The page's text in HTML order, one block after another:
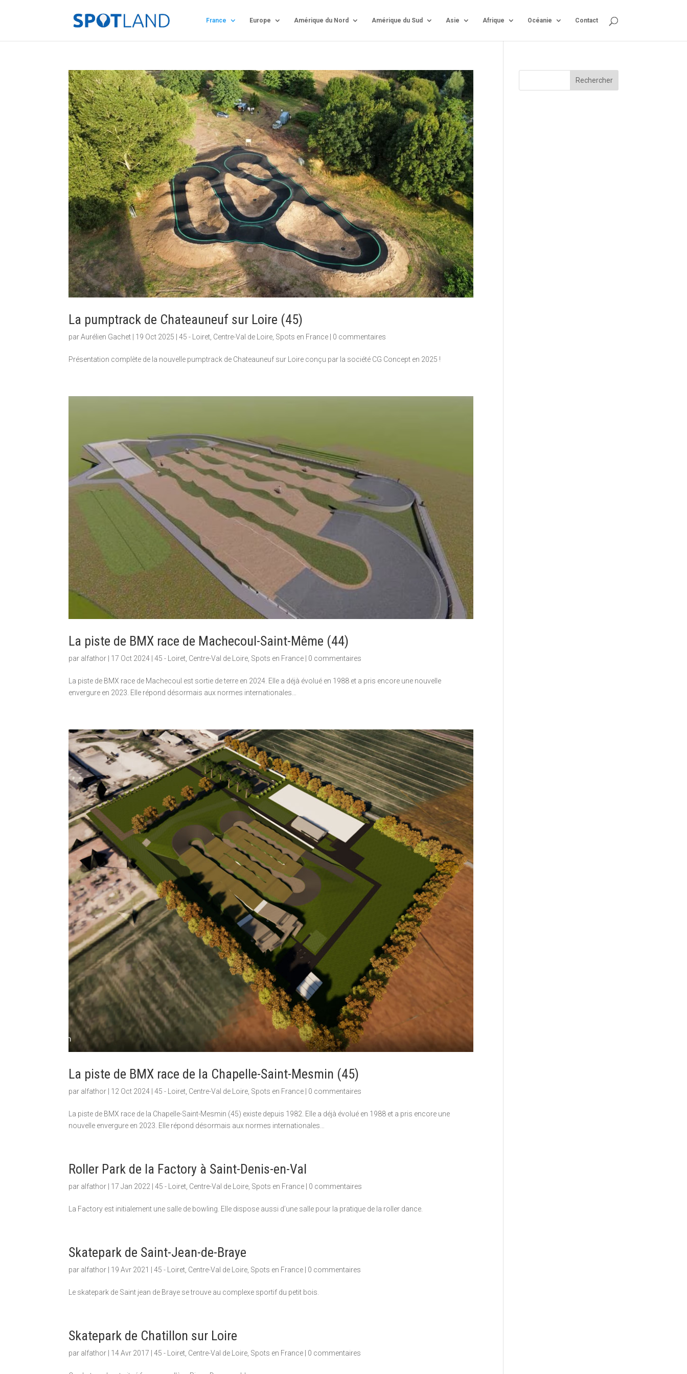
France Europe Amérique du Nord Amérique du Sud Asie Afrique Océanie Contact
La pumptrack de Chateauneuf sur Loire (45)
parAurélien Gachet 19 Oct 2025 |45 - Loiret Centre-Val de Loire Spots en France 0 commentaires
Présentation complète de la nouvelle pumptrack de Chateauneuf sur Loire conçu par la société CG Concept en 2025 !
La piste de BMX race de Machecoul-Saint-Même (44)
par alfathor 17 Oct 2024 |45 - Loiret Centre-Val de Loire Spots en France 0 commentaires
La piste de BMX race de Machecoul est sortie de terre en 2024. Elle a déjà évolué en 1988 et a pris encore une nouvelle
envergure en 2023. Elle répond désormais aux normes internationales…
La piste de BMX race de la Chapelle-Saint-Mesmin (45)
par alfathor 12 Oct 2024 |45 - Loiret Centre-Val de Loire Spots en France 0 commentaires
La piste de BMX race de la Chapelle-Saint-Mesmin (45) existe depuis 1982. Elle a déjà évolué en 1988 et a pris encore une
nouvelle envergure en 2023. Elle répond désormais aux normes internationales…
Roller Park de la Factory à Saint-Denis-en-Val
par alfathor 17 Jan 2022 |45 - Loiret Centre-Val de Loire Spots en France 0 commentaires
La Factory est initialement une salle de bowling. Elle dispose aussi d’une salle pour la pratique de la roller dance.
Skatepark de Saint-Jean-de-Braye
par alfathor 19 Avr 2021 |45 - Loiret Centre-Val de Loire Spots en France 0 commentaires
Le skatepark de Saint jean de Braye se trouve au complexe sportif du petit bois.
Skatepark de Chatillon sur Loire
par alfathor 14 Avr 2017 |45 - Loiret Centre-Val de Loire Spots en France 0 commentaires
Rechercher